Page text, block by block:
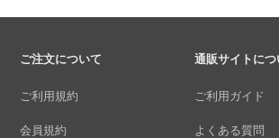
ご注文について
ご利用規約
会員規約
通販サイトにつ
ご利用ガイド
よくある質問